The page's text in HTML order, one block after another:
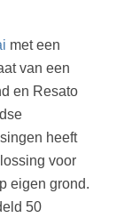
met een
van een
en Resato
heeft
voor
eigen grond.
50